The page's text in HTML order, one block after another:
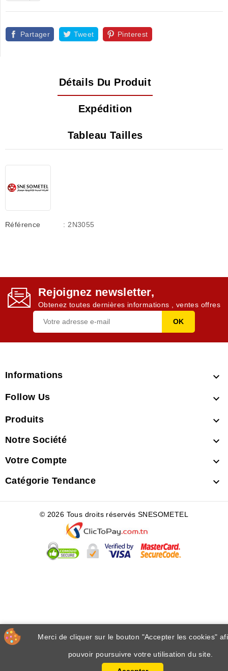
Partager Tweet Pinterest
Détails Du Produit
Expédition
Tableau Tailles
Référence : 2N3055
Rejoignez newsletter,
Obtenez toutes dernières informations , ventes offres
Informations 
Follow Us 
Produits 
Notre Société 
Votre Compte 
Catégorie Tendance 
Merci de cliquer sur le bouton "Accepter les cookies"
pouvoir poursuivre votre utilisation du site.
© 2026 Tous droits réservés SNESOMETEL